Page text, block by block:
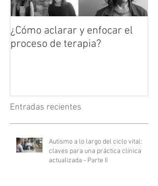
¿Cómo aclarar y enfocar el
proceso de terapia?
Entradas recientes
Autismo a lo largo del ciclo vital:
claves para una práctica clínica
actualizada - Parte II